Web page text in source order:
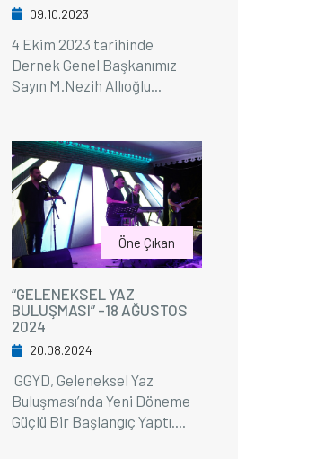
09.10.2023
4 Ekim 2023 tarihinde
Dernek Genel Başkanımız
Sayın M.Nezih Allıoğlu...
Öne Çıkan
“GELENEKSEL YAZ
BULUŞMASI” -18 AĞUSTOS
2024
20.08.2024
GGYD, Geleneksel Yaz
Buluşması’nda Yeni Döneme
Güçlü Bir Başlangıç Yaptı....